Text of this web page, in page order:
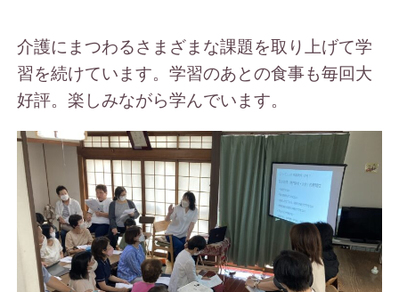
介護にまつわるさまざまな課題を取り上げて学
習を続けています。学習のあとの食事も毎回大
好評。楽しみながら学んでいます。